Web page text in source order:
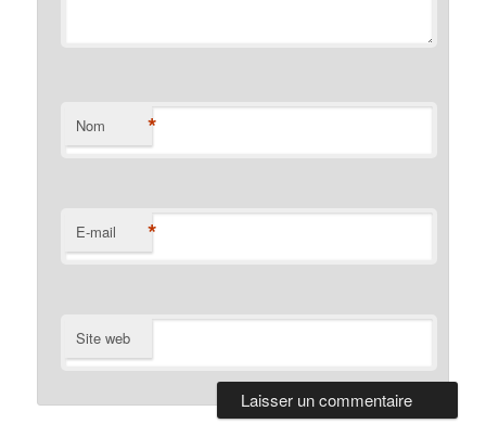
Nom *
E-mail *
Site web